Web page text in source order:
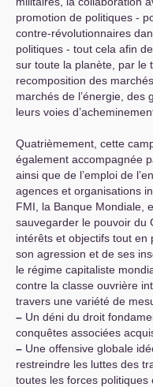
promotion de politiques -
contre-révolutionnaires
politiques - tout cela afin
sur toute la planète, par le
recomposition des
marchés de l’énergie, des
leurs voies
Quatrièmement, cette
également accompagnée
ainsi que de l’emploi de
agences et organisations
FMI , la Banque Mondiale,
sauvegarder le pouvoir du
intérêts et objectifs tout
son agression et de ses
le régime capitaliste
contre la classe ouvrière
travers une variété de
– Un déni du droit
conquêtes associées
– Une offensive globale
restreindre les luttes des
toutes les forces